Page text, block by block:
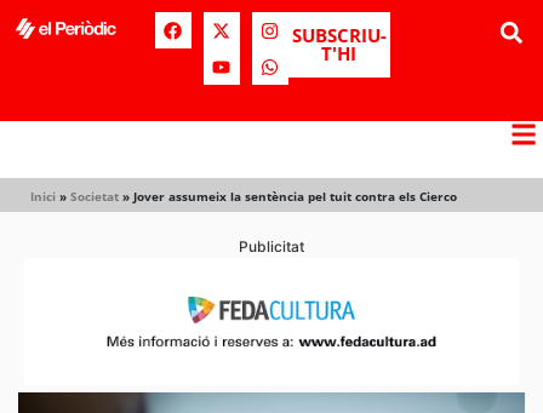
SUBSCRIU-
T'HI
Inici » Societat » Jover assumeix la sentència pel tuit contra els Cierco
Publicitat